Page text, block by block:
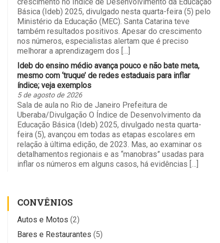
Básica (Ideb) 2025, divulgado nesta quarta-feira (5) pelo
Ministério da Educação (MEC). Santa Catarina teve
também resultados positivos. Apesar do crescimento
nos números, especialistas alertam que é preciso
melhorar a aprendizagem dos […]
Ideb do ensino médio avança pouco e não bate meta,
mesmo com ‘truque’ de redes estaduais para inflar
índice; veja exemplos
5 de agosto de 2026
Sala de aula no Rio de Janeiro Prefeitura de
Uberaba/Divulgação O Índice de Desenvolvimento da
Educação Básica (Ideb) 2025, divulgado nesta quarta-
feira (5), avançou em todas as etapas escolares em
relação à última edição, de 2023. Mas, ao examinar os
detalhamentos regionais e as “manobras” usadas para
inflar os números em alguns casos, há evidências […]
CONVÊNIOS
Autos e Motos (2)
Bares e Restaurantes (5)